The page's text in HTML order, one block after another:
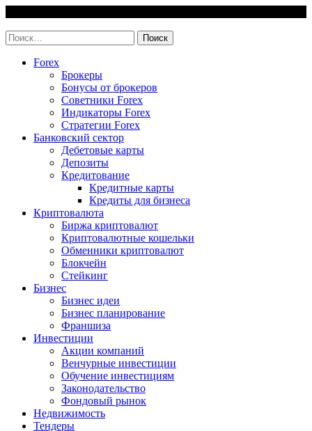
content
Найти:
Forex
Брокеры
Бонусы от брокеров
Советники Forex
Индикаторы Forex
Стратегии Forex
Банковский сектор
Дебетовые карты
Депозиты
Кредитование
Кредитные карты
Кредиты для бизнеса
Криптовалюта
Биржа криптовалют
Криптовалютные кошельки
Обменники криптовалют
Блокчейн
Стейкинг
Бизнес
Бизнес идеи
Бизнес планирование
Франшиза
Инвестиции
Акции компаний
Венчурные инвестиции
Обучение инвестициям
Законодательство
Фондовый рынок
Недвижимость
Тендеры